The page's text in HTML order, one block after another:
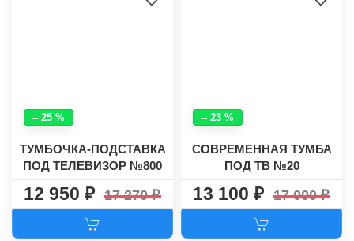
– 25 %
ТУМБОЧКА-ПОДСТАВКА
ПОД ТЕЛЕВИЗОР №800
12 950 17 270
– 23 %
СОВРЕМЕННАЯ ТУМБА
ПОД ТВ №20
13 100 17 000